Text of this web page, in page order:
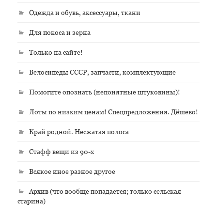
Одежда и обувь, аксессуары, ткани
Для покоса и зерна
Только на сайте!
Велосипеды СССР, запчасти, комплектующие
Помогите опознать (непонятные штуковины)!
Лоты по низким ценам! Спецпредложения. Дёшево!
Край родной. Несжатая полоса
Стафф вещи из 90-х
Всякое иное разное другое
Архив (что вообще попадается; только сельская
старина)